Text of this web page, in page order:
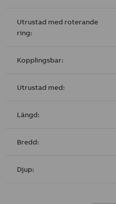
Utrustad med roterande
ring:
Kopplingsbar:
Utrustad med:
Längd:
Bredd:
Djup: